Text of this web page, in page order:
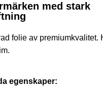
med stark
folie av premiumkvalitet.
egenskaper: